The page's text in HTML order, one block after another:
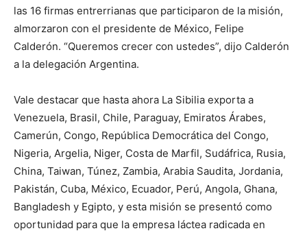
las 16 firmas entrerrianas que participaron de la misión,
almorzaron con el presidente de México, Felipe
Calderón. “Queremos crecer con ustedes”, dijo Calderón
a la delegación Argentina.
Vale destacar que hasta ahora La Sibilia exporta a
Venezuela, Brasil, Chile, Paraguay, Emiratos Árabes,
Camerún, Congo, República Democrática del Congo,
Nigeria, Argelia, Niger, Costa de Marfil, Sudáfrica, Rusia,
China, Taiwan, Túnez, Zambia, Arabia Saudita, Jordania,
Pakistán, Cuba, México, Ecuador, Perú, Angola, Ghana,
Bangladesh y Egipto, y esta misión se presentó como
oportunidad para que la empresa láctea radicada en